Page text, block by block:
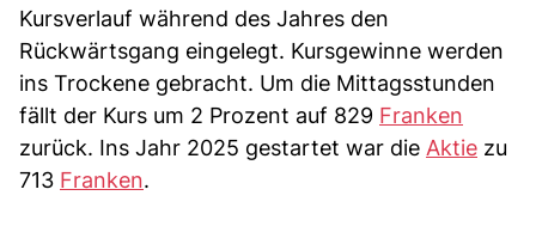
Kursverlauf während des Jahres den
Rückwärtsgang eingelegt. Kursgewinne werden
ins Trockene gebracht. Um die Mittagsstunden
fällt der Kurs um 2 Prozent auf 829 Franken
zurück. Ins Jahr 2025 gestartet war die Aktie zu
713 Franken.